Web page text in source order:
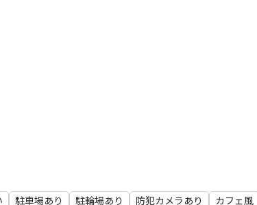
ミ袋を用意しているので分別していただければこちら
の際には必ずご連絡をお願いします。
駐車場あり 駐輪場あり 防犯カメラあり
カフェ風